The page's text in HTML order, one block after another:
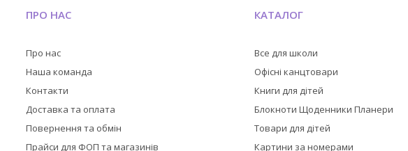
ПРО НАС
Про нас
Наша команда
Контакти
Доставка та оплата
Повернення та обмін
Прайси для ФОП та магазинів
КАТАЛОГ
Все для школи
Офісні канцтовари
Книги для дітей
Блокноти Щоденники Планери
Товари для дітей
Картини за номерами